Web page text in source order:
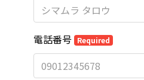
電話番号 Required